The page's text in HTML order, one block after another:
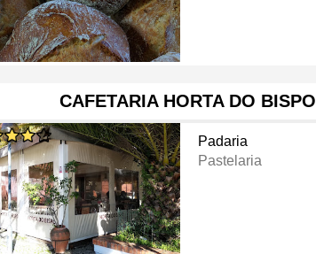
CAFETARIA HORTA DO BISPO
Padaria
Pastelaria